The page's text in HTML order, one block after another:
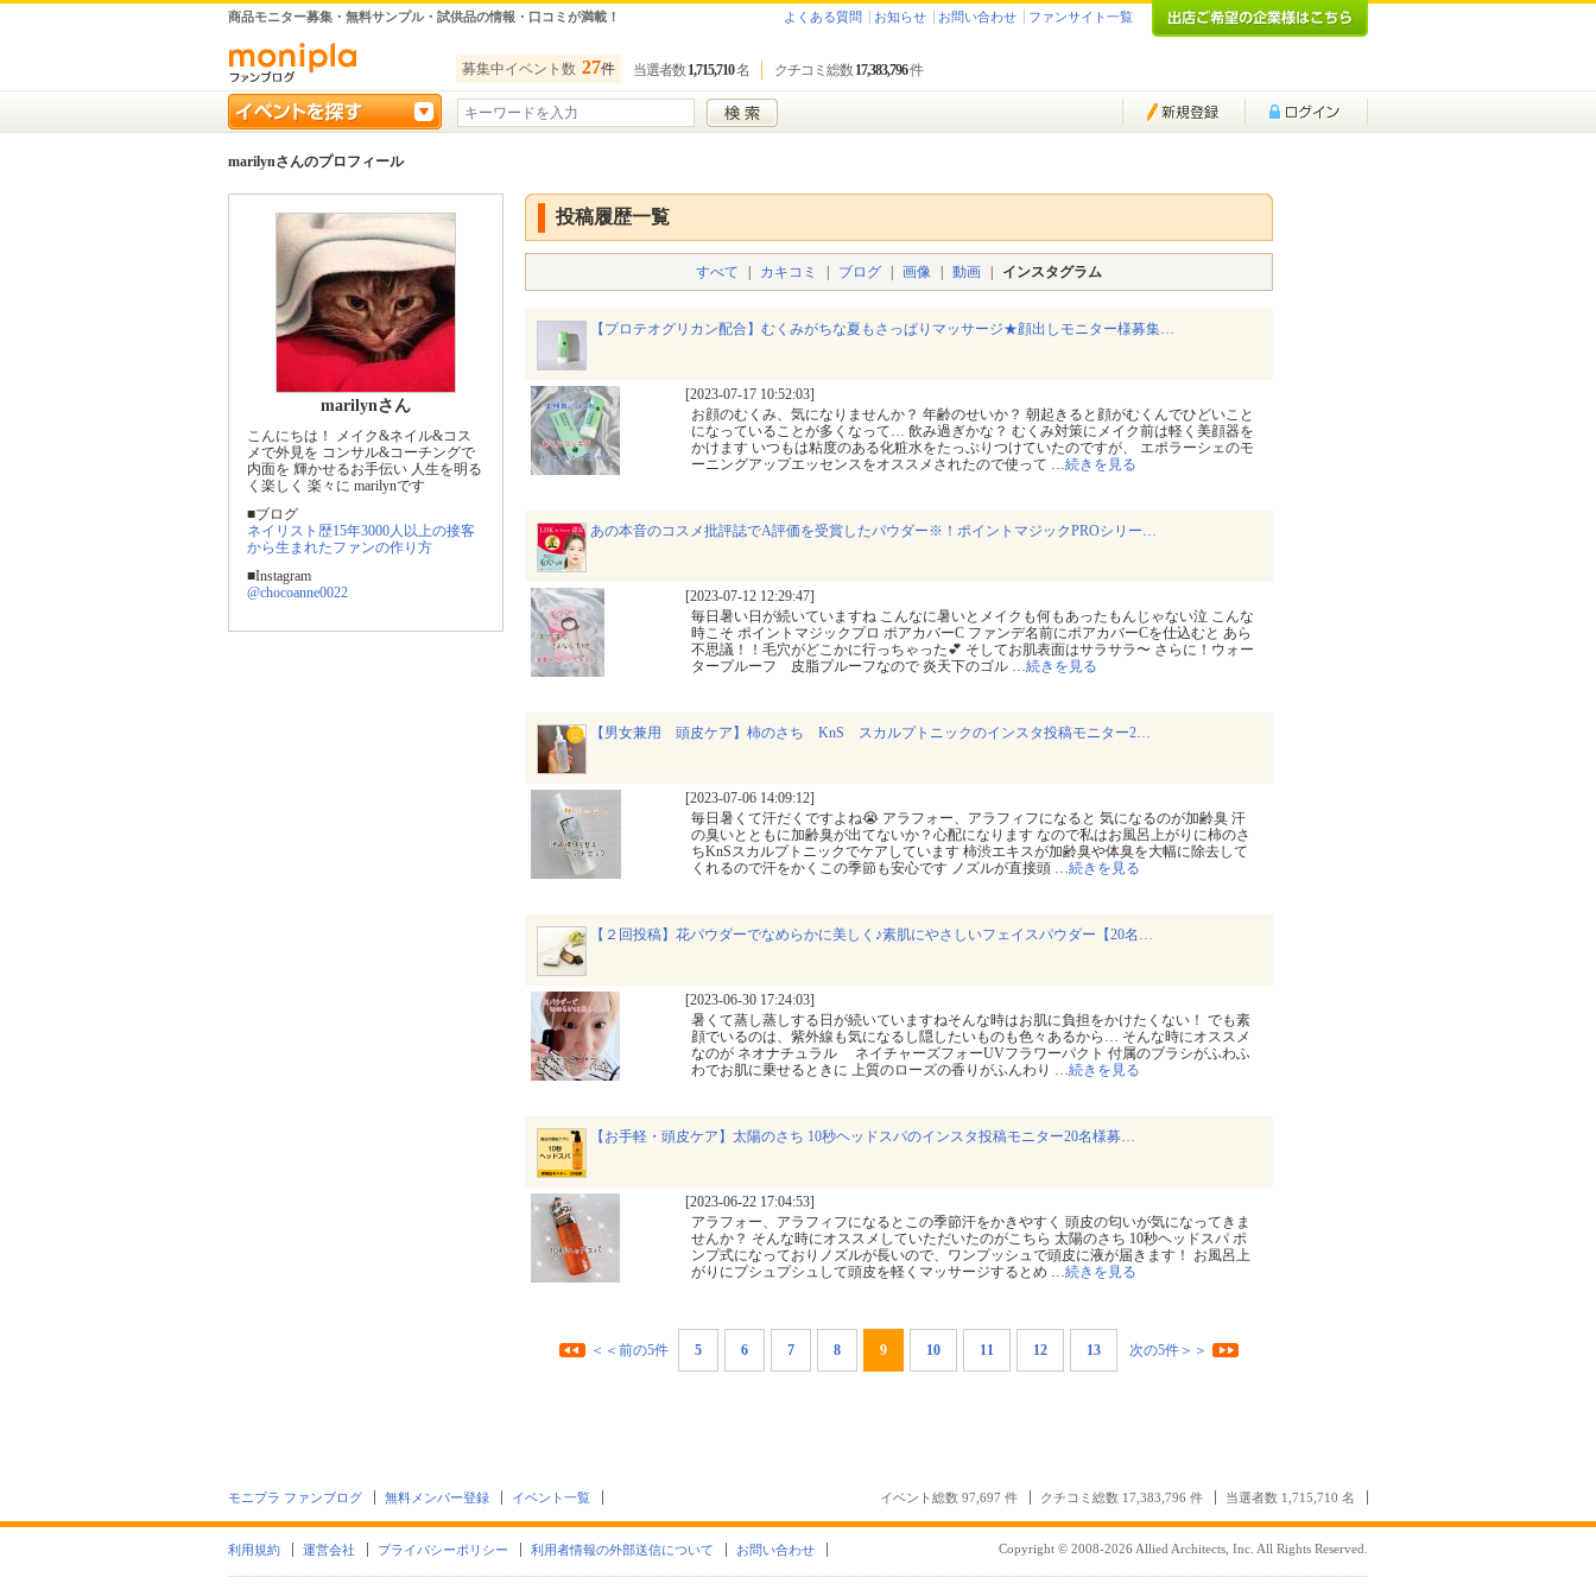
商品モニター募集・無料サンプル・試供品の情報・口コミが満載！ よくある質問 お知らせ お問い合わせ ファンサイト一覧
募集中イベント数 27件 当選者数 1,715,710名 クチコミ総数 17,383,796件
marilynさんのプロフィール
marilynさん
こんにちは！ メイク&ネイル&コス
メで外見を コンサル&コーチングで
内面を 輝かせるお手伝い 人生を明る
く楽しく 楽々に marilynです
■ブログ
ネイリスト歴15年3000人以上の接客
から生まれたファンの作り方
■Instagram
@chocoanne0022
投稿履歴一覧
すべて カキコミ ブログ 画像 動画 インスタグラム
【プロテオグリカン配合】むくみがちな夏もさっぱりマッサージ★顔出しモニター様募集…
[2023-07-17 10:52:03]
お顔のむくみ、気になりませんか？ 年齢のせいか？ 朝起きると顔がむくんでひどいこと
になっていることが多くなって… 飲み過ぎかな？ むくみ対策にメイク前は軽く美顔器を
かけます いつもは粘度のある化粧水をたっぷりつけていたのですが、 エポラーシェのモ
ーニングアップエッセンスをオススメされたので使って …続きを見る
あの本音のコスメ批評誌でA評価を受賞したパウダー※！ポイントマジックPROシリー…
[2023-07-12 12:29:47]
毎日暑い日が続いていますね こんなに暑いとメイクも何もあったもんじゃない泣 こんな
時こそ ポイントマジックプロ ポアカバーC ファンデ名前にポアカバーCを仕込むと あら
不思議！！毛穴がどこかに行っちゃった💕 そしてお肌表面はサラサラ〜 さらに！ウォー
タープルーフ 皮脂プルーフなので 炎天下のゴル …続きを見る
【男女兼用 頭皮ケア】柿のさち KnS スカルプトニックのインスタ投稿モニター2…
[2023-07-06 14:09:12]
毎日暑くて汗だくですよね😭 アラフォー、アラフィフになると 気になるのが加齢臭 汗
の臭いとともに加齢臭が出てないか？心配になります なので私はお風呂上がりに柿のさ
ちKnSスカルプトニックでケアしています 柿渋エキスが加齢臭や体臭を大幅に除去して
くれるので汗をかくこの季節も安心です ノズルが直接頭 …続きを見る
【２回投稿】花パウダーでなめらかに美しく♪素肌にやさしいフェイスパウダー【20名…
[2023-06-30 17:24:03]
暑くて蒸し蒸しする日が続いていますねそんな時はお肌に負担をかけたくない！ でも素
顔でいるのは、紫外線も気になるし隠したいものも色々あるから… そんな時にオススメ
なのが ネオナチュラル ネイチャーズフォーUVフラワーパクト 付属のブラシがふわふ
わでお肌に乗せるときに 上質のローズの香りがふんわり …続きを見る
【お手軽・頭皮ケア】太陽のさち 10秒ヘッドスパのインスタ投稿モニター20名様募…
[2023-06-22 17:04:53]
アラフォー、アラフィフになるとこの季節汗をかきやすく 頭皮の匂いが気になってきま
せんか？ そんな時にオススメしていただいたのがこちら 太陽のさち 10秒ヘッドスパ ポ
ンプ式になっておりノズルが長いので、ワンプッシュで頭皮に液が届きます！ お風呂上
がりにプシュプシュして頭皮を軽くマッサージするとめ …続きを見る
＜＜前の5件 5 6 7 8 9 10 11 12 13 次の5件＞＞
モニプラ ファンブログ 無料メンバー登録 イベント一覧 イベント総数 97,697 件 クチコミ総数 17,383,796 件 当選者数 1,715,710 名
利用規約 運営会社 プライバシーポリシー 利用者情報の外部送信について お問い合わせ Copyright © 2008-2026 Allied Architects, Inc. All Rights Reserved.